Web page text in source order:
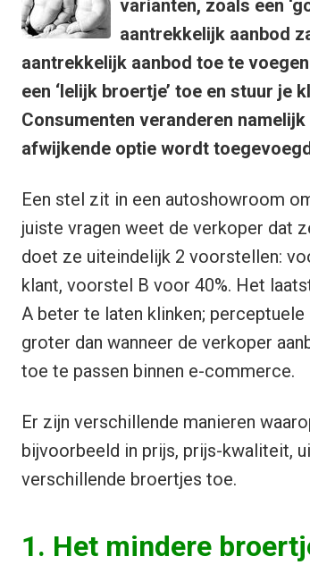
varianten, zoals een
aantrekkelijk aanbod
aantrekkelijk aanbod toe te
een ‘lelijk broertje’ toe en stuur je
Consumenten veranderen
afwijkende optie wordt
Een stel zit in een autoshowroom
juiste vragen weet de verkoper dat
doet ze uiteindelijk 2 voorstellen:
klant, voorstel B voor 40%. Het
A beter te laten klinken;
groter dan wanneer de verkoper
toe te passen binnen e-commerce.
Er zijn verschillende manieren
bijvoorbeeld in prijs, prijs-kwaliteit,
verschillende broertjes toe.
1. Het mindere